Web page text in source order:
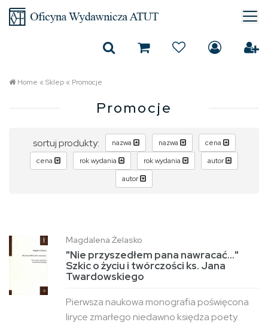
Home «Sklep« Promocje
Promocje
sortuj produkty: nazwa nazwa
cena
cena
rok wydania rok wydania
autor
autor
Magdalena Żelasko
"Nie przyszedłem pana nawracać..."
Szkic o życiu i twórczości ks. Jana
Twardowskiego
Pierwsza naukowa monografia poświęcona
liryce zmarłego niedawno księdza poety.